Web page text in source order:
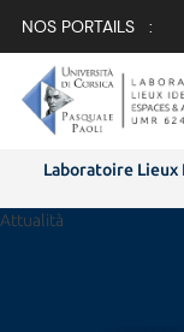
NOS PORTAILS :
Laboratoire
Attualità